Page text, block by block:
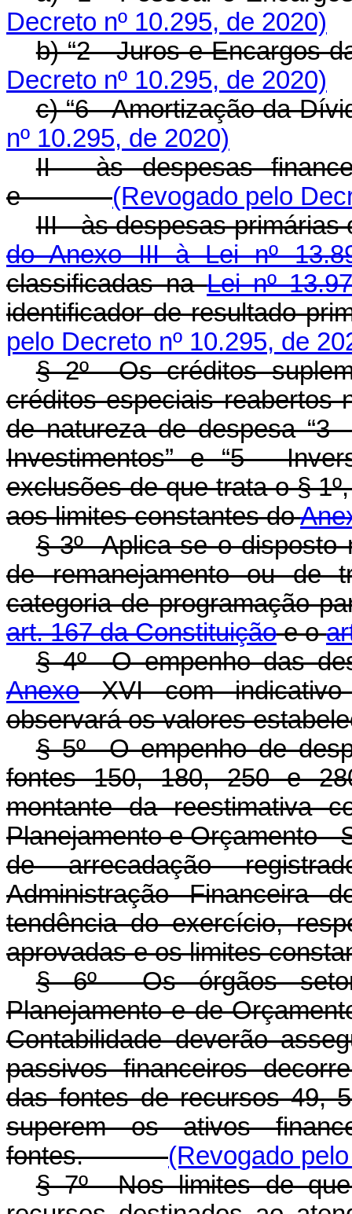
Decreto nº 10.295, de 2020)
b) “2 - Juros e
Decreto nº 10.295, de 2020)
c) “6 - Amortização
nº 10.295, de 2020)
II - às despesas
e(Revogado pelo
III - às despesas
do Anexo III à Lei nº
classificadas naLei nº
identificador de
pelo Decreto nº 10.295, de
§ 2º Os créditos
créditos especiais reabertos
de natureza de despesa “3
Investimentos” e “5 -
exclusões de que trata o §
aos limites constantes do
§ 3º Aplica-se o disposto
de remanejamento ou de
categoria de programação
art. 167 da Constituiçãoe o
§ 4º O empenho das
AnexoXVI com indicativo
observará os valores
§ 5º O empenho de
fontes 150, 180, 250 e
montante da reestimativa
Planejamento e Orçamento -
de arrecadação
Administração
tendência do exercício,
aprovadas e os limites
§ 6º Os órgãos
Planejamento e de
Contabilidade deverão
passivos financeiros
das fontes de recursos 49,
superem os ativos
fontes.(Revogado
§ 7º Nos limites de